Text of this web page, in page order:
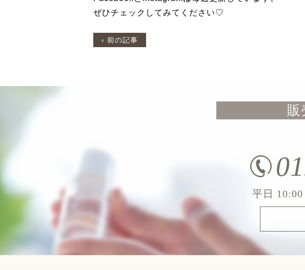
ぜひチェックしてみてください♡
‹ 前の記事
販
平日 10:00